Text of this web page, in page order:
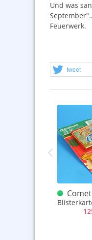
Und was
Feuerwerk.
tweet
Schachtel 20
Schachtel (SF) in Gelb,